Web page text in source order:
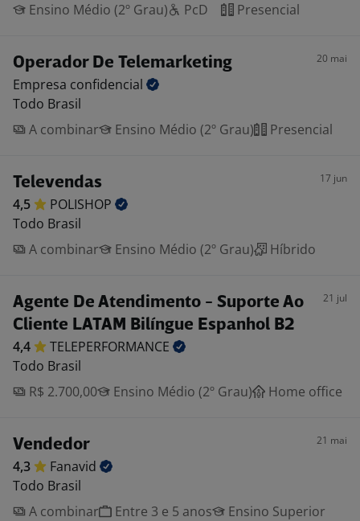
Ensino Médio (2º Grau)
PcD Presencial
Operador De Telemarketing 20 mai
Empresa confidencial
Todo Brasil
A combinar
Ensino Médio (2º Grau) Presencial
Televendas 17 jun
4,5
POLISHOP
Todo Brasil
A combinar
Ensino Médio (2º Grau) Híbrido
Agente De Atendimento - Suporte Ao
Cliente LATAM Bilíngue Espanhol B2
21 jul
4,4
TELEPERFORMANCE
Todo Brasil
R$ 2.700,00
Ensino Médio (2º Grau) Home office
Vendedor 21 mai
4,3
Fanavid
Todo Brasil
A combinar
Entre 3 e 5 anos
Ensino Superior